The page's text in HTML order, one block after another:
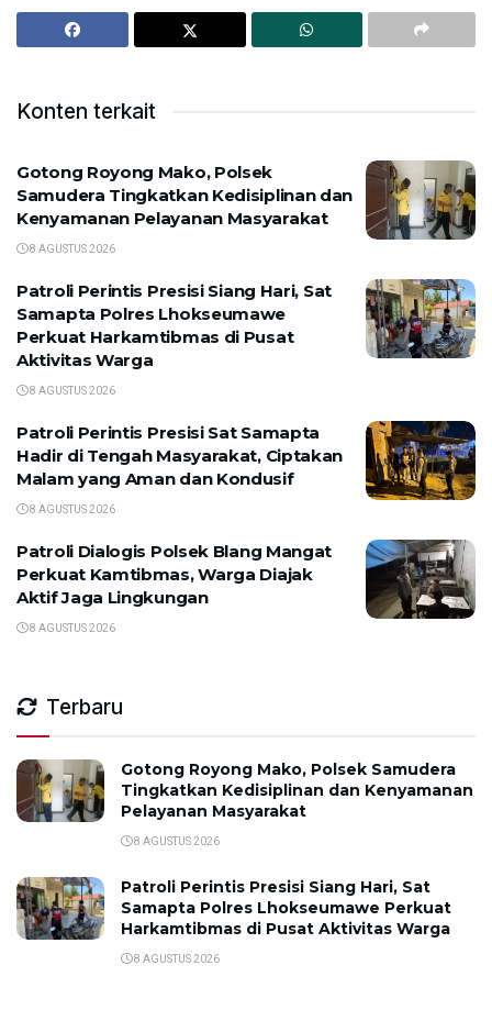
Konten terkait
Gotong Royong Mako, Polsek
Samudera Tingkatkan Kedisiplinan dan
Kenyamanan Pelayanan Masyarakat
8 AGUSTUS 2026
Patroli Perintis Presisi Siang Hari, Sat
Samapta Polres Lhokseumawe
Perkuat Harkamtibmas di Pusat
Aktivitas Warga
8 AGUSTUS 2026
Patroli Perintis Presisi Sat Samapta
Hadir di Tengah Masyarakat, Ciptakan
Malam yang Aman dan Kondusif
8 AGUSTUS 2026
Patroli Dialogis Polsek Blang Mangat
Perkuat Kamtibmas, Warga Diajak
Aktif Jaga Lingkungan
8 AGUSTUS 2026
Terbaru
Gotong Royong Mako, Polsek Samudera
Tingkatkan Kedisiplinan dan Kenyamanan
Pelayanan Masyarakat
8 AGUSTUS 2026
Patroli Perintis Presisi Siang Hari, Sat
Samapta Polres Lhokseumawe Perkuat
Harkamtibmas di Pusat Aktivitas Warga
8 AGUSTUS 2026